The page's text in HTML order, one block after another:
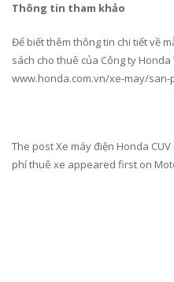
Thông tin tham khảo
Để biết thêm thông tin chi tiết về
sách cho thuê của Công ty
www.honda.com.vn/xe-may/san-
The post Xe máy điện Honda
phí thuê xe appeared first on